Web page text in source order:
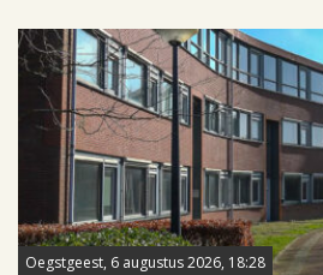
Oegstgeest, 6 augustus 2026, 18:28